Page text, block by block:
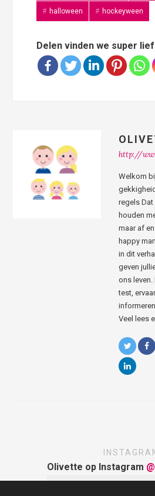
halloween hockeyween
Delen vinden we super lief
http://
Welkom
regels Dat
houden
maar af
happy
in dit
geven
ons leven.
test,
Veel lees
Olivette op Instagram